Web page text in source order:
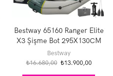
Bestway 65160 Ranger Elite
X3 Şişme Bot 295X130CM
Bestway
₺16.680,00 Orijinal
₺13.900,00Şu